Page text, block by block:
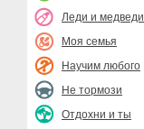
Леди и медведи
Моя семья
Научим любого
Не тормози
Отдохни и ты